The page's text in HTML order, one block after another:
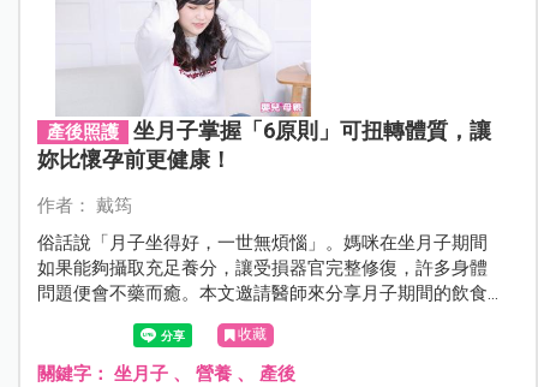
產後照護
坐月子掌握「6原則」可扭轉體質，讓
妳比懷孕前更健康！
作者： 戴筠
俗話說「月子坐得好，一世無煩惱」。媽咪在坐月子期間
如果能夠攝取充足養分，讓受損器官完整修復，許多身體
問題便會不藥而癒。本文邀請醫師來分享月子期間的飲食
收藏
關鍵字： 坐月子、 營養、 產後